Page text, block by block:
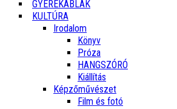
GYEREKABLAK
KULTÚRA
Irodalom
Könyv
Próza
HANGSZÓRÓ
Kiállítás
Képzőművészet
Film és fotó